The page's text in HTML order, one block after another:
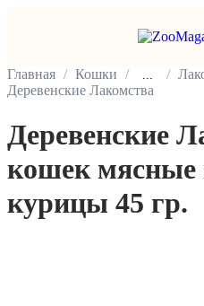
Главная Кошки ...
Деревенские Лакомства
Деревенские
кошек мясные
курицы 45 гр.